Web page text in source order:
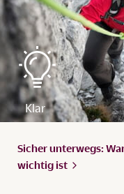
Sicher unterwegs:
wichtig ist